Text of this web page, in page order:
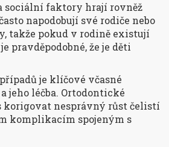
sociální faktory hrají rovněž
napodobují své rodiče nebo
takže pokud v rodině existují
pravděpodobné, že je děti
je klíčové včasné
jeho léčba. Ortodontické
korigovat nesprávný růst čelistí
komplikacím spojeným s